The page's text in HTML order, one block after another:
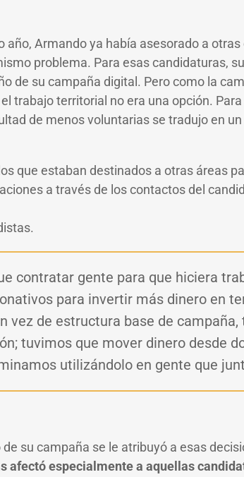
año, Armando ya había asesorado a
problema. Para esas candidaturas,
de su campaña digital. Pero como la
trabajo territorial no era una opción.
de menos voluntarias se tradujo en
que estaban destinados a otras áreas
a través de los contactos del
contratar gente para que hiciera
para invertir más dinero en
vez de estructura base de campaña,
tuvimos que mover dinero desde
utilizándolo en gente que
su campaña se le atribuyó a esas
afectó especialmente a aquellas